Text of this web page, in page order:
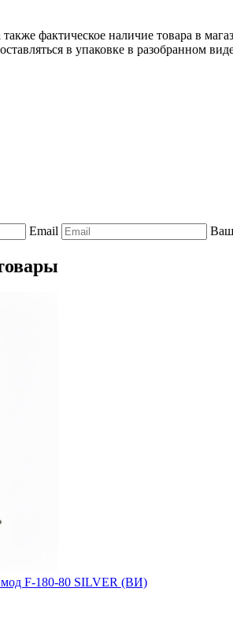
фактическое наличие товара в
в упаковке в разобранном
Email Ваш
мод F-180-80 SILVER (ВИ)